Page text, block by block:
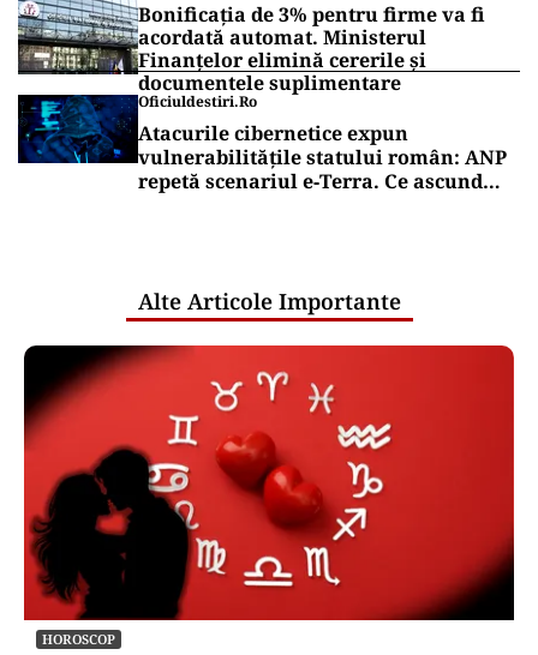
Bonificația de 3% pentru firme va fi
acordată automat. Ministerul
Finanțelor elimină cererile și
documentele suplimentare
Oficiuldestiri.ro
Atacurile cibernetice expun
vulnerabilitățile statului român: ANP
repetă scenariul e‑Terra. Ce ascund
Alte Articole Importante
HOROSCOP